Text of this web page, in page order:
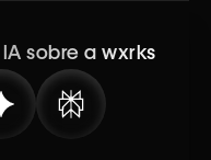
sobre a wxrks